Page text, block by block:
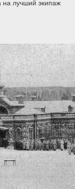
на лучший экипаж